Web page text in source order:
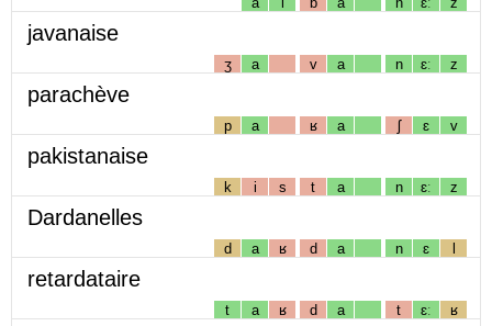
javanaise
ʒ a v a n ɛː z
parachève
p a ʁ a ʃ ɛ v
pakistanaise
k i s t a n ɛː z
Dardanelles
d a ʁ d a n ɛ l
retardataire
t a ʁ d a t ɛː ʁ